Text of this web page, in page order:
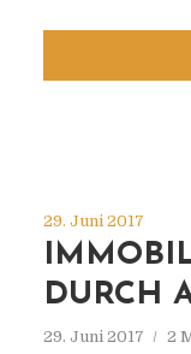
29. Juni 2017
DURCH
29. Juni 2017 2